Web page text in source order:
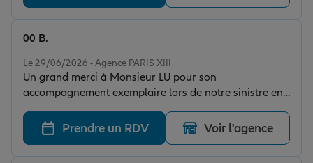
Le 29/06/2026 - Agence PARIS XIII
Un grand merci à Monsieur LU pour son
accompagnement exemplaire lors de notre sinistre en
assurance habitation (bris de glace sur une vitre de
véranda). Disponible, très professionnel et
particulièrement impliqué, il a pris en charge
l'ensemble de notre dossier du début à la fin. Nous
00 B.
Prendre un RDV Voir l'agence